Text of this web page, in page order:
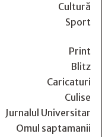
Cultură
Sport
Print
Blitz
Caricaturi
Culise
Jurnalul Universitar
Omul saptamanii